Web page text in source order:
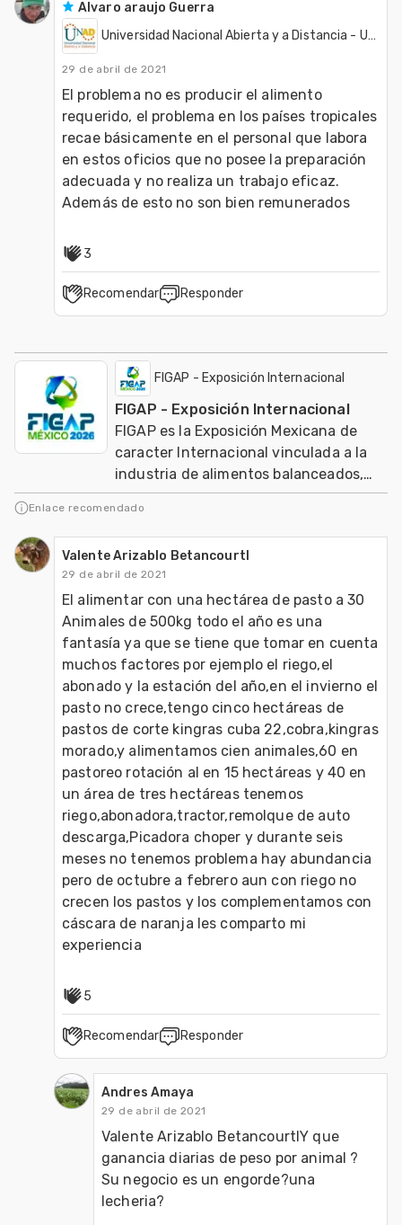
Alvaro araujo Guerra
Universidad Nacional Abierta y a Distancia - UNAD
29 de abril de 2021
El problema no es producir el alimento
requerido, el problema en los países tropicales
recae básicamente en el personal que labora
en estos oficios que no posee la preparación
adecuada y no realiza un trabajo eficaz.
Además de esto no son bien remunerados
3
Recomendar Responder
FIGAP - Exposición Internacional
FIGAP - Exposición Internacional
FIGAP es la Exposición Mexicana de
caracter Internacional vinculada a la
industria de alimentos balanceados,
salud, nutrición y genética en
producción anima
Enlace recomendado
Valente Arizablo Betancourtl
29 de abril de 2021
El alimentar con una hectárea de pasto a 30
Animales de 500kg todo el año es una
fantasía ya que se tiene que tomar en cuenta
muchos factores por ejemplo el riego,el
abonado y la estación del año,en el invierno el
pasto no crece,tengo cinco hectáreas de
pastos de corte kingras cuba 22,cobra,kingras
morado,y alimentamos cien animales,60 en
pastoreo rotación al en 15 hectáreas y 40 en
un área de tres hectáreas tenemos
riego,abonadora,tractor,remolque de auto
descarga,Picadora choper y durante seis
meses no tenemos problema hay abundancia
pero de octubre a febrero aun con riego no
crecen los pastos y los complementamos con
cáscara de naranja les comparto mi
experiencia
5
Recomendar Responder
Andres Amaya
29 de abril de 2021
Valente Arizablo BetancourtlY que
ganancia diarias de peso por animal ?
Su negocio es un engorde?una
lecheria?